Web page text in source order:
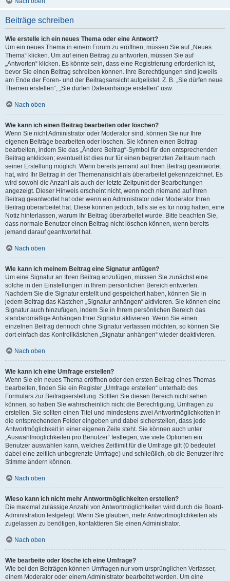
Beiträge schreiben
Wie erstelle ich ein neues Thema oder eine Antwort?
Um ein neues Thema in einem Forum zu eröffnen, müssen Sie auf „Neues
Thema“ klicken. Um auf einen Beitrag zu antworten, müssen Sie auf
„Antworten“ klicken. Es könnte sein, dass eine Registrierung erforderlich ist,
bevor Sie einen Beitrag schreiben können. Ihre Berechtigungen sind jeweils
am Ende der Foren- und der Beitragsansicht aufgelistet. Z. B. „Sie dürfen neue
Themen erstellen“, „Sie dürfen Dateianhänge erstellen“ usw.
Nach oben
Wie kann ich einen Beitrag bearbeiten oder löschen?
Wenn Sie nicht Administrator oder Moderator sind, können Sie nur Ihre
eigenen Beiträge bearbeiten oder löschen. Sie können einen Beitrag
bearbeiten, indem Sie das „Ändere Beitrag“-Symbol für den entsprechenden
Beitrag anklicken; eventuell ist dies nur für einen begrenzten Zeitraum nach
seiner Erstellung möglich. Wenn bereits jemand auf Ihren Beitrag geantwortet
hat, wird Ihr Beitrag in der Themenansicht als überarbeitet gekennzeichnet. Es
wird sowohl die Anzahl als auch der letzte Zeitpunkt der Bearbeitungen
angezeigt. Dieser Hinweis erscheint nicht, wenn noch niemand auf Ihren
Beitrag geantwortet hat oder wenn ein Administrator oder Moderator Ihren
Beitrag überarbeitet hat. Diese können jedoch, falls sie es für nötig halten, eine
Notiz hinterlassen, warum Ihr Beitrag überarbeitet wurde. Bitte beachten Sie,
dass normale Benutzer einen Beitrag nicht löschen können, wenn bereits
jemand darauf geantwortet hat.
Nach oben
Wie kann ich meinem Beitrag eine Signatur anfügen?
Um eine Signatur an Ihren Beitrag anzufügen, müssen Sie zunächst eine
solche in den Einstellungen in Ihrem persönlichen Bereich entwerfen.
Nachdem Sie die Signatur erstellt und gespeichert haben, können Sie in
jedem Beitrag das Kästchen „Signatur anhängen“ aktivieren. Sie können eine
Signatur auch hinzufügen, indem Sie in Ihrem persönlichen Bereich das
standardmäßige Anhängen Ihrer Signatur aktivieren. Wenn Sie einen
einzelnen Beitrag dennoch ohne Signatur verfassen möchten, so können Sie
dort einfach das Kontrollkästchen „Signatur anhängen“ wieder deaktivieren.
Nach oben
Wie kann ich eine Umfrage erstellen?
Wenn Sie ein neues Thema eröffnen oder den ersten Beitrag eines Themas
bearbeiten, finden Sie ein Register „Umfrage erstellen“ unterhalb des
Formulars zur Beitragserstellung. Sollten Sie diesen Bereich nicht sehen
können, so haben Sie wahrscheinlich nicht die Berechtigung, Umfragen zu
erstellen. Sie sollten einen Titel und mindestens zwei Antwortmöglichkeiten in
die entsprechenden Felder eingeben und dabei sicherstellen, dass jede
Antwortmöglichkeit in einer eigenen Zeile steht. Sie können auch unter
„Auswahlmöglichkeiten pro Benutzer“ festlegen, wie viele Optionen ein
Benutzer auswählen kann, welches Zeitlimit für die Umfrage gilt (0 bedeutet
dabei eine zeitlich unbegrenzte Umfrage) und schließlich, ob die Benutzer ihre
Stimme ändern können.
Nach oben
Wieso kann ich nicht mehr Antwortmöglichkeiten erstellen?
Die maximal zulässige Anzahl von Antwortmöglichkeiten wird durch die Board-
Administration festgelegt. Wenn Sie glauben, mehr Antwortmöglichkeiten als
zugelassen zu benötigen, kontaktieren Sie einen Administrator.
Nach oben
Wie bearbeite oder lösche ich eine Umfrage?
Wie bei den Beiträgen können Umfragen nur vom ursprünglichen Verfasser,
einem Moderator oder einem Administrator bearbeitet werden. Um eine